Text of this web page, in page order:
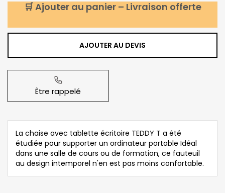
🛒 Ajouter au panier – Livraison offerte
AJOUTER AU DEVIS
Être rappelé
La chaise avec tablette écritoire TEDDY T a été
étudiée pour supporter un ordinateur portable Idéal
dans une salle de cours ou de formation, ce fauteuil
au design intemporel n'en est pas moins confortable.